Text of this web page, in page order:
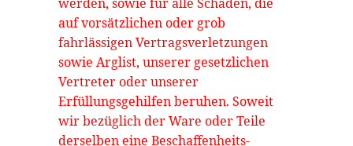
auf vorsätzlichen oder grob
fahrlässigen Vertragsverletzungen
sowie Arglist, unserer gesetzlichen
Vertreter oder unserer
Erfüllungsgehilfen beruhen. Soweit
wir bezüglich der Ware oder Teile
derselben eine Beschaffenheits-